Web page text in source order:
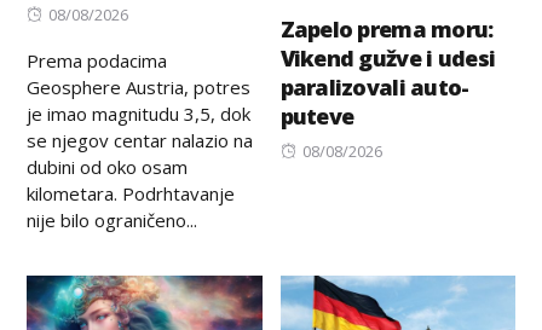
Posted
08/08/2026
Prema podacima
Geosphere Austria, potres
je imao magnitudu 3,5, dok
se njegov centar nalazio na
dubini od oko osam
kilometara. Podrhtavanje
nije bilo ograničeno...
Zapelo prema moru:
Vikend gužve i udesi
paralizovali auto-
puteve
Posted
08/08/2026